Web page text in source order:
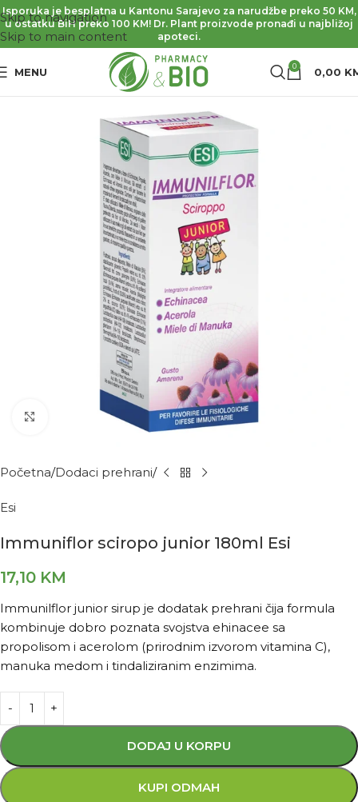
Skip to navigation
Skip to main content
Isporuka je besplatna u Kantonu Sarajevo za narudžbe preko 50 KM,
u ostatku BiH preko 100 KM! Dr. Plant proizvode pronađi u najbližoj
apoteci.
MENU 0 0,00
Kliknite za povećanje
Početna Dodaci prehrani
Esi
Immuniflor sciropo junior 180ml Esi
17,10 KM
Immunilflor junior sirup je dodatak prehrani čija formula
kombinuje dobro poznata svojstva ehinacee sa
propolisom i acerolom (prirodnim izvorom vitamina C),
manuka medom i tindaliziranim enzimima.
DODAJ U KORPU
KUPI ODMAH